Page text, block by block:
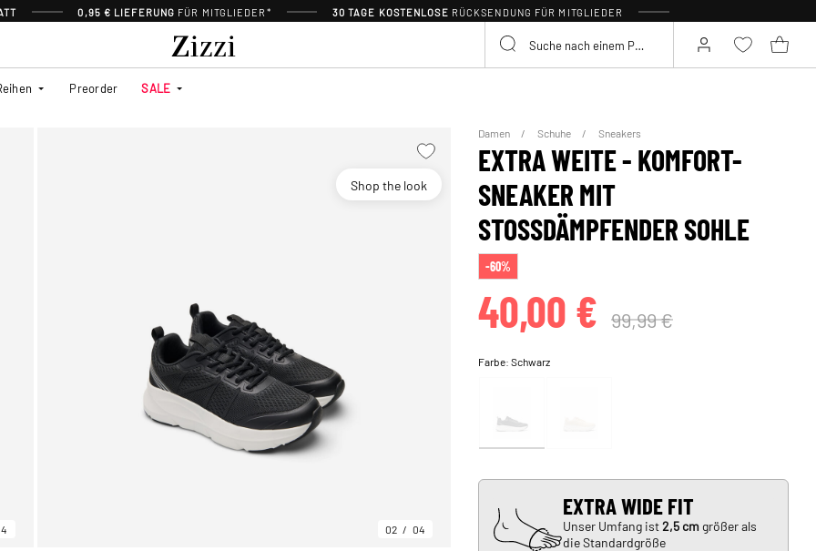
0,95 € LIEFERUNG FÜR MITGLIEDER* 30 TAGE KOSTENLOSE RÜCKSENDUNG FÜR MITGLIEDER
Preorder SALE
Shop the look
02 04
Damen Schuhe Sneakers
EXTRA WEITE - KOMFORT-
SNEAKER MIT
STOSSDÄMPFENDER SOHLE
-60%
40,00 € 99,99 €
Farbe:Schwarz
EXTRA WIDE FIT
Unser Umfang ist2,5 cmgrößer als
die Standardgröße